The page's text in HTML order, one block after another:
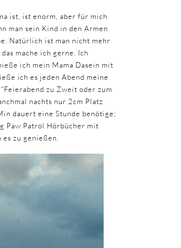
ist, ist enorm, aber für mich
man sein Kind in den Armen
Natürlich ist man nicht mehr
mache ich gerne. Ich
ich mein Mama Dasein mit
ich es jeden Abend meine
zu Zweit oder zum
nachts nur 2cm Platz
dauert eine Stunde benötige;
Paw Patrol Hörbücher mit
zu genießen.